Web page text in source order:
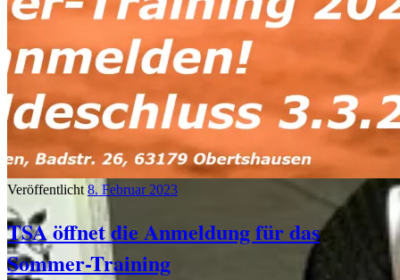
Veröffentlicht8. Februar 2023
TSA öffnet die Anmeldung für das
Sommer-Training